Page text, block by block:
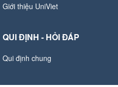
Giới thiệu UniViet
QUI ĐỊNH - HỎI ĐÁP
Qui định chung